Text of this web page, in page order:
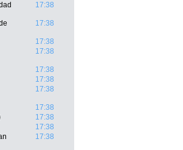
17:38
17:38
17:38
17:38
17:38
17:38
17:38
17:38
17:38
17:38
17:38